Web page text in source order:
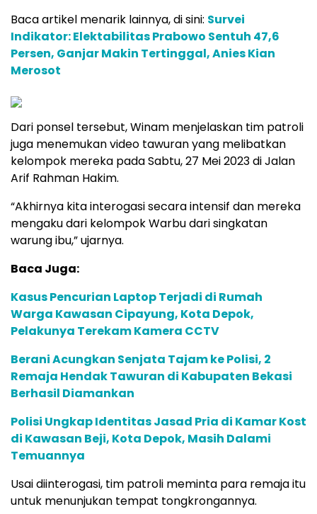
Baca artikel menarik lainnya, di sini: Survei
Indikator: Elektabilitas Prabowo Sentuh 47,6
Persen, Ganjar Makin Tertinggal, Anies Kian
Merosot
Dari ponsel tersebut, Winam menjelaskan tim patroli
juga menemukan video tawuran yang melibatkan
kelompok mereka pada Sabtu, 27 Mei 2023 di Jalan
Arif Rahman Hakim.
“Akhirnya kita interogasi secara intensif dan mereka
mengaku dari kelompok Warbu dari singkatan
warung ibu,” ujarnya.
Baca Juga:
Kasus Pencurian Laptop Terjadi di Rumah
Warga Kawasan Cipayung, Kota Depok,
Pelakunya Terekam Kamera CCTV
Berani Acungkan Senjata Tajam ke Polisi, 2
Remaja Hendak Tawuran di Kabupaten Bekasi
Berhasil Diamankan
Polisi Ungkap Identitas Jasad Pria di Kamar Kost
di Kawasan Beji, Kota Depok, Masih Dalami
Temuannya
Usai diinterogasi, tim patroli meminta para remaja itu
untuk menunjukan tempat tongkrongannya.